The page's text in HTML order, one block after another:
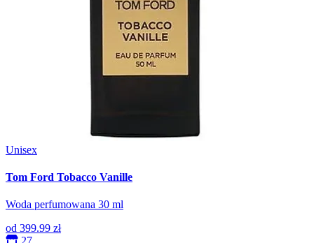
Unisex
Tom Ford Tobacco Vanille
Woda perfumowana 30 ml
od 399.99 zł